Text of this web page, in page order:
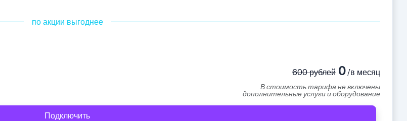
по акции выгоднее
600 рублей0/в месяц
В стоимость тарифа не включены
дополнительные услуги и оборудование
Подключить